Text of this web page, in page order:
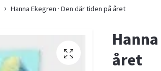
Hanna Ekegren · Den där tiden på året
året